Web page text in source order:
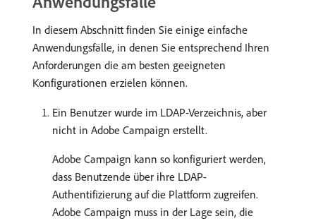
In diesem Abschnitt finden Sie einige einfache
Anwendungsfälle, in denen Sie entsprechend Ihren
Anforderungen die am besten geeigneten
Konfigurationen erzielen können.
Ein Benutzer wurde im LDAP-Verzeichnis, aber
nicht in Adobe Campaign erstellt.
Adobe Campaign kann so konfiguriert werden,
dass Benutzende über ihre LDAP-
Authentifizierung auf die Plattform zugreifen.
Adobe Campaign muss in der Lage sein, die